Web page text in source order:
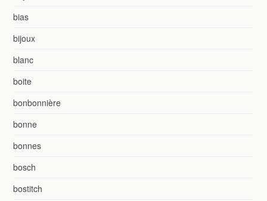
bias
bijoux
blanc
boite
bonbonnière
bonne
bonnes
bosch
bostitch